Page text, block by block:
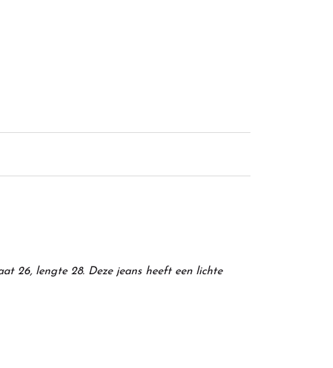
26, lengte 28. Deze jeans heeft een lichte